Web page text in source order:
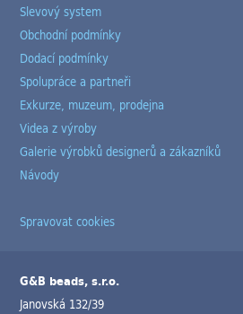
Slevový system
Obchodní podmínky
Dodací podmínky
Spolupráce a partneři
Exkurze, muzeum, prodejna
Videa z výroby
Galerie výrobků designerů a zákazníků
Návody
Spravovat cookies
G&B beads, s.r.o.
Janovská 132/39